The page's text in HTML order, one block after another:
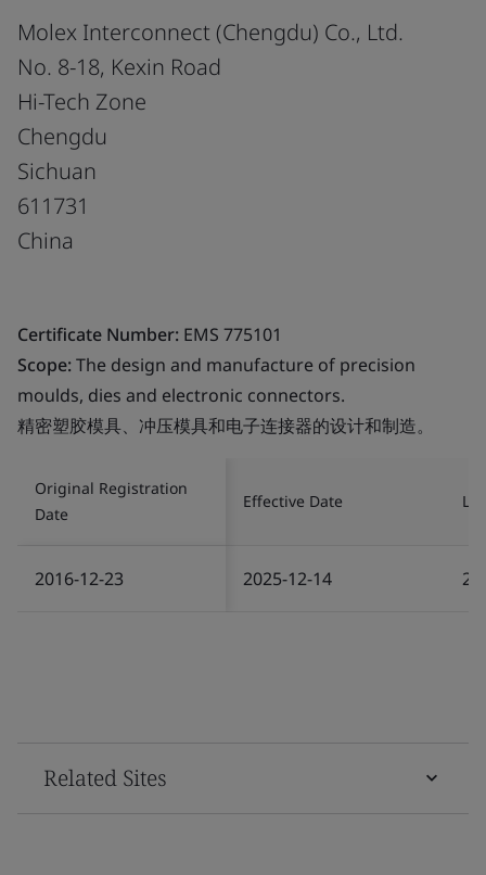
Molex Interconnect (Chengdu) Co., Ltd.
No. 8-18, Kexin Road
Hi-Tech Zone
Chengdu
Sichuan
611731
China
Certificate Number: EMS 775101
Scope:The design and manufacture of precision
moulds, dies and electronic connectors.
精密塑胶模具、冲压模具和电子连接器的设计和制造。
Original Registration
Date
Effective Date
2016-12-23 2025-12-14
Related Sites